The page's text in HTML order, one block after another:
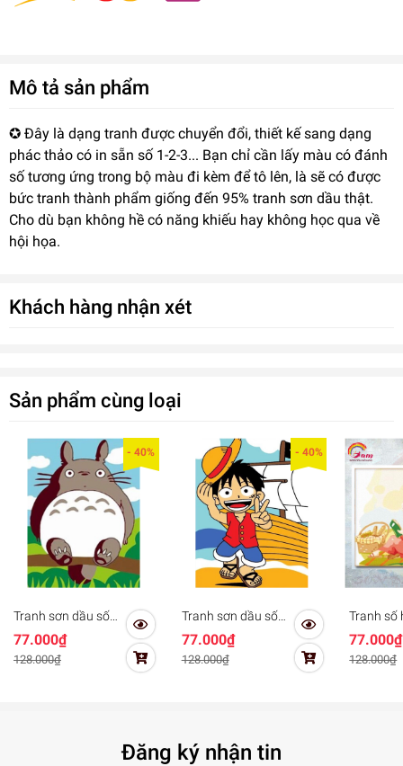
Mô tả sản phẩm
✪ Đây là dạng tranh được chuyển đổi, thiết kế sang dạng
phác thảo có in sẵn số 1-2-3... Bạn chỉ cần lấy màu có đánh
số tương ứng trong bộ màu đi kèm để tô lên, là sẽ có được
bức tranh thành phẩm giống đến 95% tranh sơn dầu thật.
Cho dù bạn không hề có năng khiếu hay không học qua về
hội họa.
Khách hàng nhận xét
Sản phẩm cùng loại
- 40%
Tranh sơn dầu số
hóa tự tô Gam
C237 20x30cm
căng sẵn khung
77.000₫
128.000₫
- 40%
Tranh sơn dầu số
hóa tự tô Gam
C231 20x30cm
căng sẵn khung
77.000₫
128.000₫
Tranh số
màu
khung
77.000₫
128.000₫
Đăng ký nhận tin